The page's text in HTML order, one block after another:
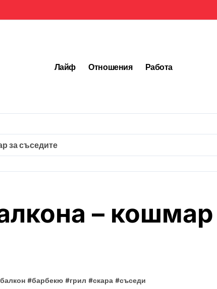
Лайф Отношения Работа
за съседите
– кошмар
балкон #барбекю #грил #скара #съседи